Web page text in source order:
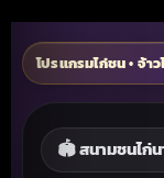
โปรแกรมไก่ชน • จ้า
🏟️ สนามชนไก่น